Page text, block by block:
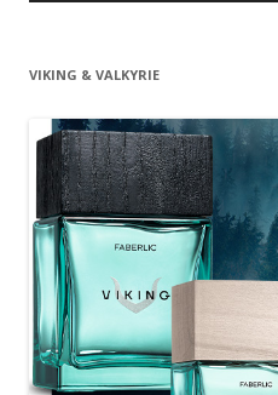
VIKING & VALKYRIE